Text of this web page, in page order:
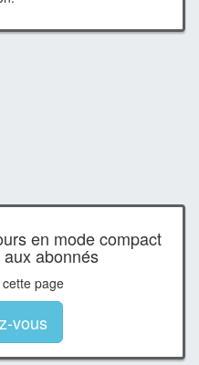
en mode compact
abonnés
page
vous